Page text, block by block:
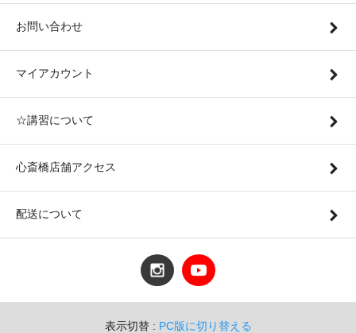
お問い合わせ
マイアカウント
☆講習について
心斎橋店舗アクセス
配送について
表示切替 : PC版に切り替える